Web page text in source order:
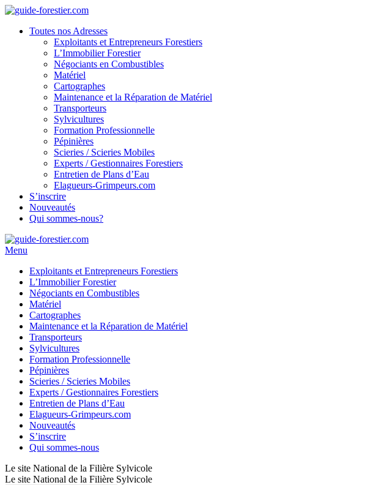
Toutes nos Adresses
Exploitants et Entrepreneurs Forestiers
L’Immobilier Forestier
Négociants en Combustibles
Matériel
Cartographes
Maintenance et la Réparation de Matériel
Transporteurs
Sylvicultures
Formation Professionnelle
Pépinières
Scieries / Scieries Mobiles
Experts / Gestionnaires Forestiers
Entretien de Plans d’Eau
Elagueurs-Grimpeurs.com
S’inscrire
Nouveautés
Qui sommes-nous?
Menu
Exploitants et Entrepreneurs Forestiers
L’Immobilier Forestier
Négociants en Combustibles
Matériel
Cartographes
Maintenance et la Réparation de Matériel
Transporteurs
Sylvicultures
Formation Professionnelle
Pépinières
Scieries / Scieries Mobiles
Experts / Gestionnaires Forestiers
Entretien de Plans d’Eau
Elagueurs-Grimpeurs.com
Nouveautés
S’inscrire
Qui sommes-nous
Le site National de la Filière Sylvicole
Le site National de la Filière Sylvicole